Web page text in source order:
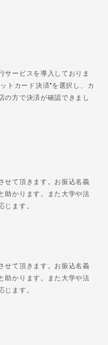
サービスを導入しておりま
トカード決済"を選択し、カ
の方で決済が確認できまし
せて頂きます。お振込名義
助かります。また大学や法
じます。
せて頂きます。お振込名義
助かります。また大学や法
じます。